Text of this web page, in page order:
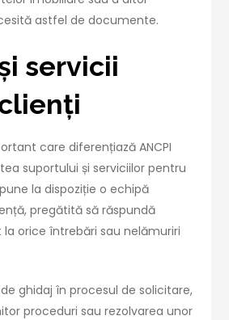
astfel de documente.
servicii
care diferențiază ANCPI
suportului și serviciilor pentru
la dispoziție o echipă
pregătită să răspundă
orice întrebări sau nelămuriri
ghidaj în procesul de solicitare,
proceduri sau rezolvarea unor